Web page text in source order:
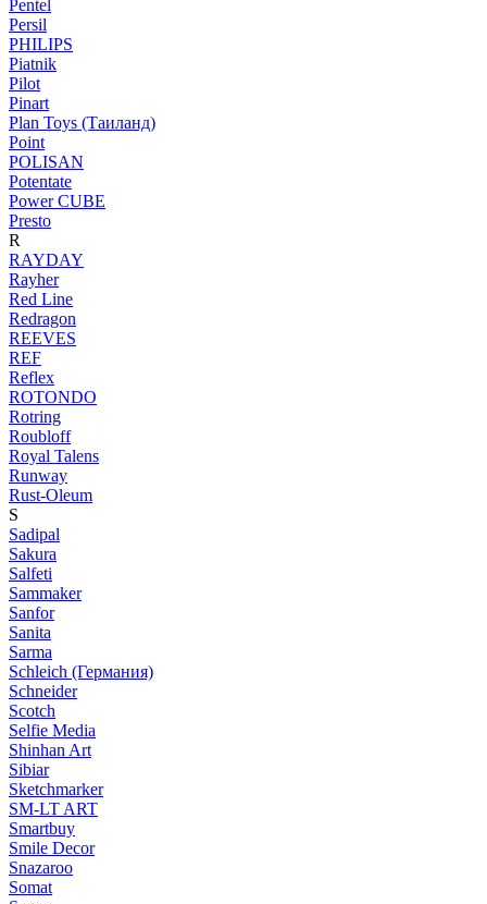
Pentel
Persil
PHILIPS
Piatnik
Pilot
Pinart
Plan Toys (Таиланд)
Point
POLISAN
Potentate
Power CUBE
Presto
R
RAYDAY
Rayher
Red Line
Redragon
REEVES
REF
Reflex
ROTONDO
Rotring
Roubloff
Royal Talens
Runway
Rust-Oleum
S
Sadipal
Sakura
Salfeti
Sammaker
Sanfor
Sanita
Sarma
Schleich (Германия)
Schneider
Scotch
Selfie Media
Shinhan Art
Sibiar
Sketchmarker
SM-LT ART
Smartbuy
Smile Decor
Snazaroo
Somat